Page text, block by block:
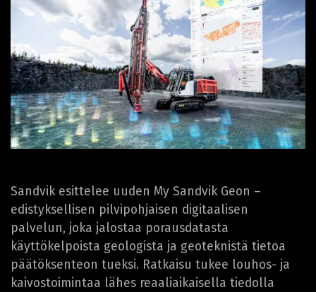
Sandvik esittelee uuden My Sandvik Geon –
edistyksellisen pilvipohjaisen digitaalisen
palvelun, joka jalostaa porausdatasta
käyttökelpoista geologista ja geoteknistä tietoa
päätöksenteon tueksi. Ratkaisu tukee louhos- ja
kaivostoimintaa lähes reaaliaikaisella tiedolla